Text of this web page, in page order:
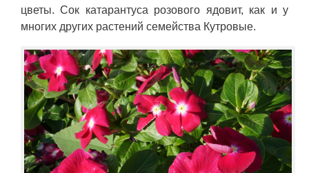
цветы. Сок катарантуса розового ядовит, как и у
многих других растений семейства Кутровые.